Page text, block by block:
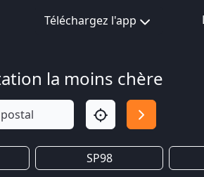
Téléchargez l'app
la moins chère
SP98